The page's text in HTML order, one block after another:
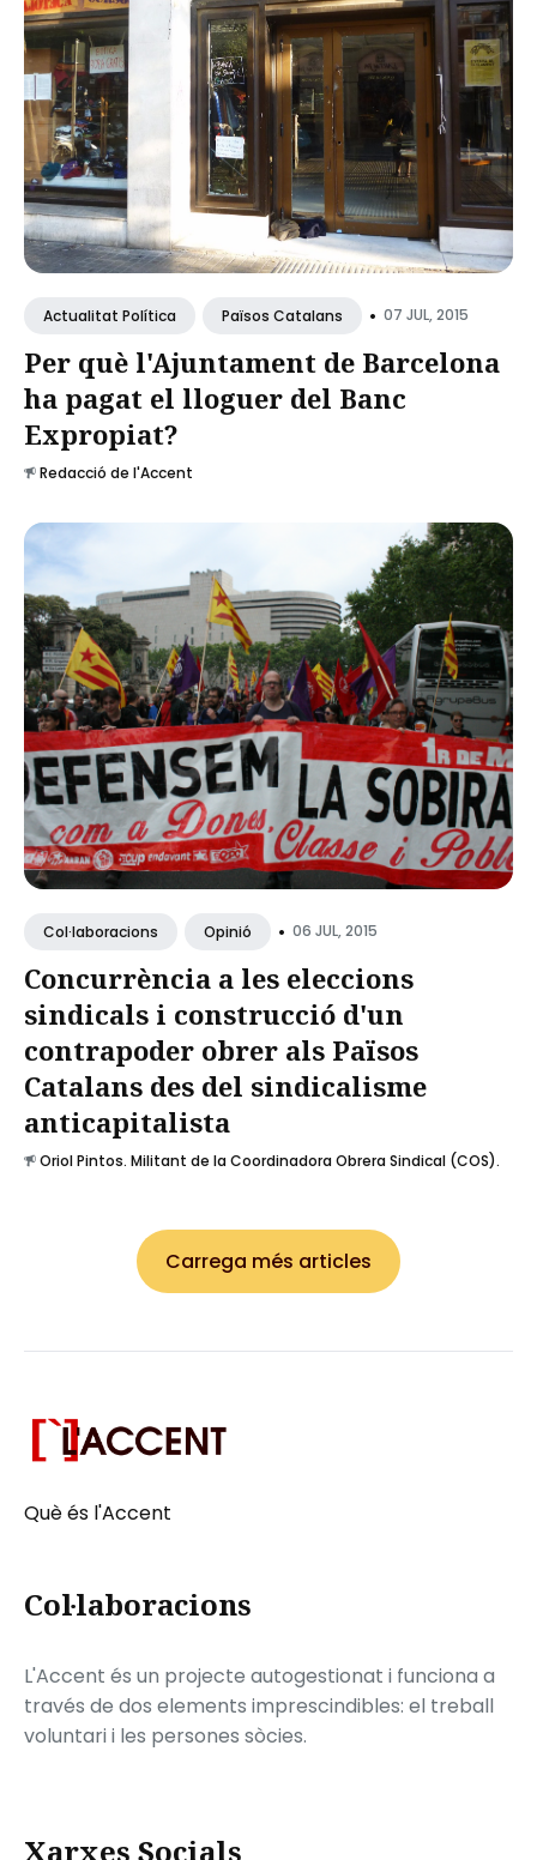
Actualitat Política Països Catalans • 07 JUL, 2015
Per què l'Ajuntament de Barcelona
ha pagat el lloguer del Banc
Expropiat?
Redacció de l'Accent
Col·laboracions Opinió • 06 JUL, 2015
Concurrència a les eleccions
sindicals i construcció d'un
contrapoder obrer als Països
Catalans des del sindicalisme
anticapitalista
Oriol Pintos. Militant de la Coordinadora Obrera Sindical (COS).
Carrega més articles
Què és l'Accent
Col·laboracions
L'Accent és un projecte autogestionat i funciona a
través de dos elements imprescindibles: el treball
voluntari i les persones sòcies.
Xarxes Socials